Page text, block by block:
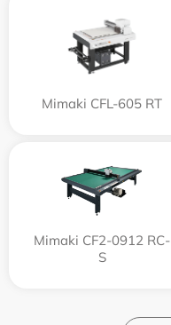
Mimaki CFL-605 RT
Mimaki CF2-0912 RC-
S